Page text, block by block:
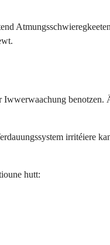
irritéiere
hutt: